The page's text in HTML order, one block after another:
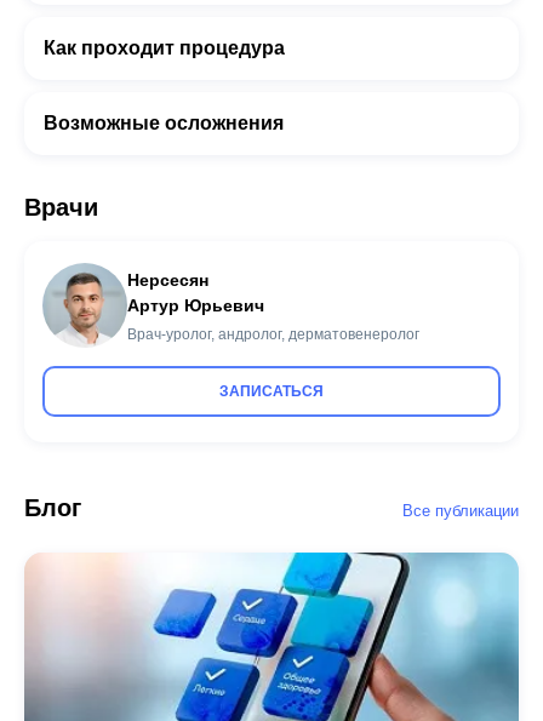
Как проходит процедура
Возможные осложнения
Врачи
Нерсесян
Артур Юрьевич
Врач-уролог, андролог, дерматовенеролог
ЗАПИСАТЬСЯ
Блог Все публикации